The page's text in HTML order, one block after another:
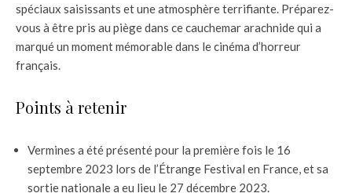
spéciaux saisissants et une atmosphère terrifiante. Préparez-
vous à être pris au piège dans ce cauchemar arachnide qui a
marqué un moment mémorable dans le cinéma d’horreur
français.
Points à retenir
Vermines a été présenté pour la première fois le 16
septembre 2023 lors de l’Étrange Festival en France, et sa
sortie nationale a eu lieu le 27 décembre 2023.